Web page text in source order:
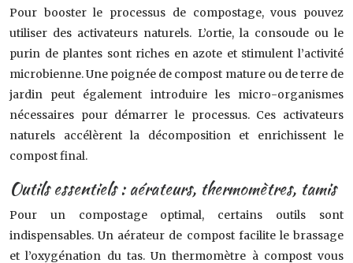
Pour booster le processus de compostage, vous pouvez
utiliser des activateurs naturels. L’ortie, la consoude ou le
purin de plantes sont riches en azote et stimulent l’activité
microbienne. Une poignée de compost mature ou de terre de
jardin peut également introduire les micro-organismes
nécessaires pour démarrer le processus. Ces activateurs
naturels accélèrent la décomposition et enrichissent le
compost final.
Outils essentiels : aérateurs, thermomètres, tamis
Pour un compostage optimal, certains outils sont
indispensables. Un aérateur de compost facilite le brassage
et l’oxygénation du tas. Un thermomètre à compost vous